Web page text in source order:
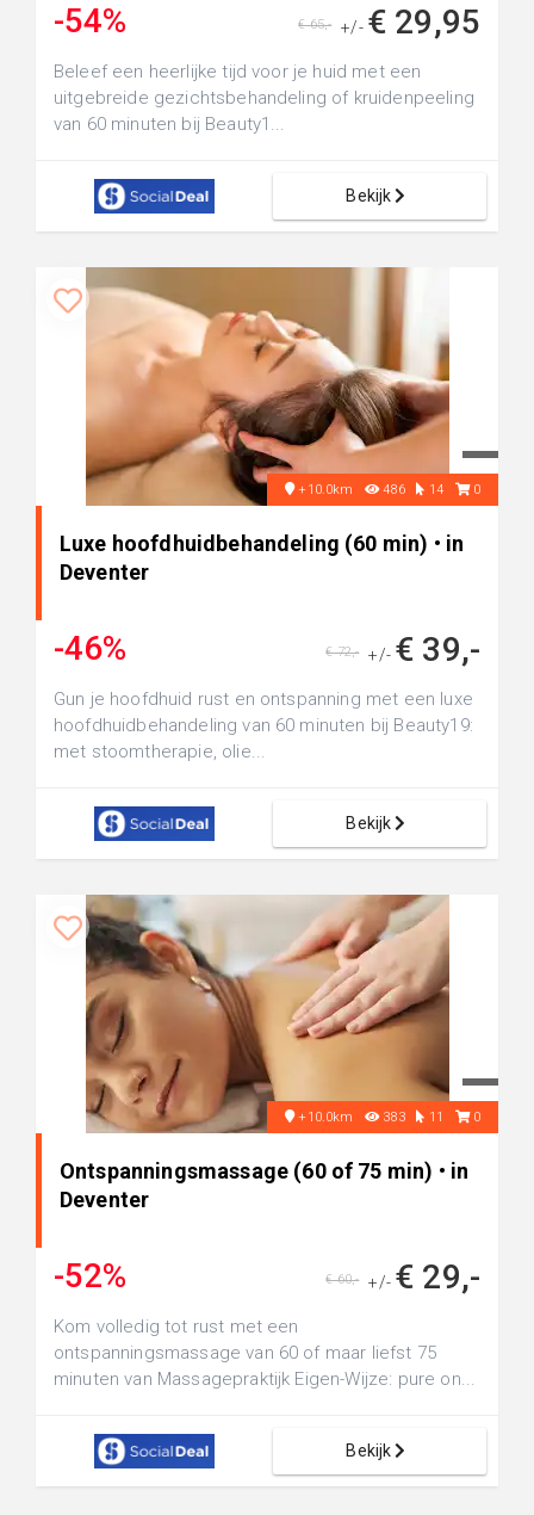
-54% +/- € 29,95
€ 65,-
Beleef een heerlijke tijd voor je huid met een
uitgebreide gezichtsbehandeling of kruidenpeeling
van 60 minuten bij Beauty1...
Bekijk
+10.0km 486 14 0
Luxe hoofdhuidbehandeling (60 min) • in
Deventer
-46% +/- € 39,-
€ 72,-
Gun je hoofdhuid rust en ontspanning met een luxe
hoofdhuidbehandeling van 60 minuten bij Beauty19:
met stoomtherapie, olie...
Bekijk
+10.0km 383 11 0
Ontspanningsmassage (60 of 75 min) • in
Deventer
-52% +/- € 29,-
€ 60,-
Kom volledig tot rust met een
ontspanningsmassage van 60 of maar liefst 75
minuten van Massagepraktijk Eigen-Wijze: pure on...
Bekijk